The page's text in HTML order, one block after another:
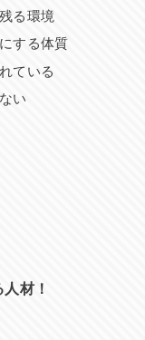
る環境
する体質
ている
い
材！